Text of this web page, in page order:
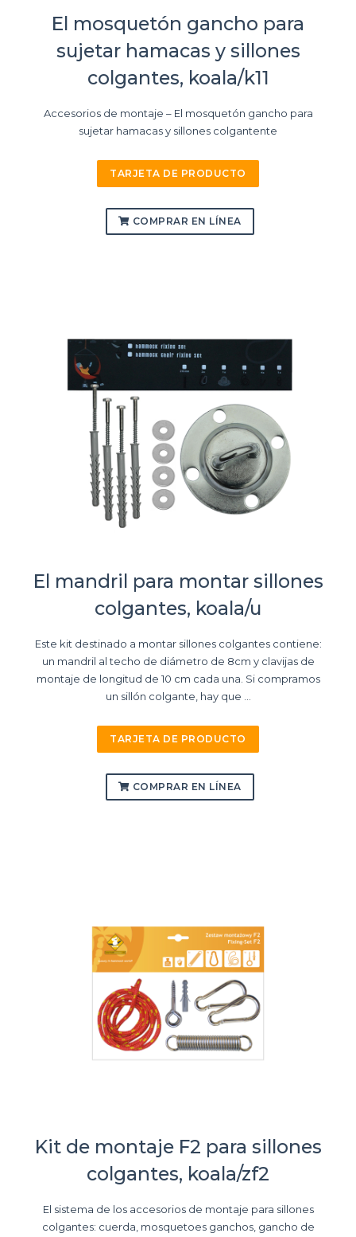
El mosquetón gancho para
sujetar hamacas y sillones
colgantes, koala/k11
Accesorios de montaje – El mosquetón gancho para
sujetar hamacas y sillones colgantente
TARJETA DE PRODUCTO
COMPRAR EN LÍNEA
El mandril para montar sillones
colgantes, koala/u
Este kit destinado a montar sillones colgantes contiene:
un mandril al techo de diámetro de 8cm y clavijas de
montaje de longitud de 10 cm cada una. Si compramos
un sillón colgante, hay que ...
TARJETA DE PRODUCTO
COMPRAR EN LÍNEA
Kit de montaje F2 para sillones
colgantes, koala/zf2
El sistema de los accesorios de montaje para sillones
colgantes: cuerda, mosquetoes ganchos, gancho de